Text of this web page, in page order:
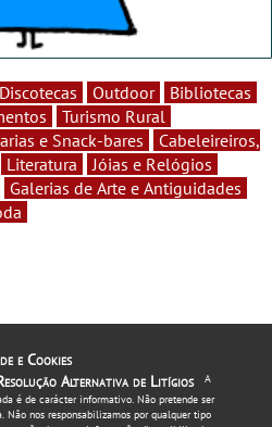
Discotecas Outdoor
Bibliotecas
Turismo Rural
e Snack-bares
Cabeleireiros,
Literatura
Jóias e Relógios
Galerias de Arte e Antiguidades
e Cookies
Alternativa de Litígios
A
é de carácter informativo. Não pretende ser
Não nos responsabilizamos por qualquer tipo